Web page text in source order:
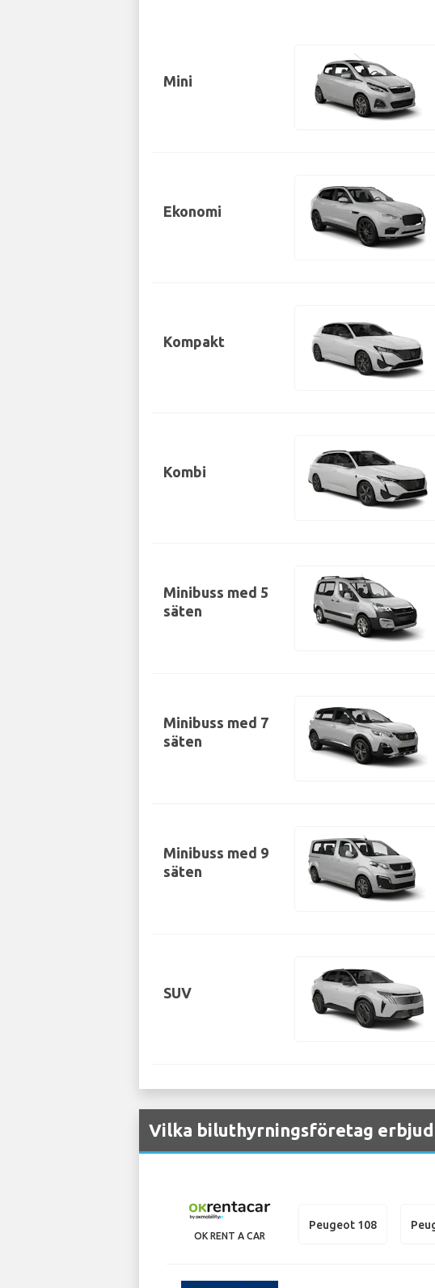
Mini
Ekonomi
Kompakt
Kombi
Minibuss med 5
säten
Minibuss med 7
säten
Minibuss med 9
säten
SUV
Vilka biluthyrningsföretag
OK RENT A CAR
Peugeot 108